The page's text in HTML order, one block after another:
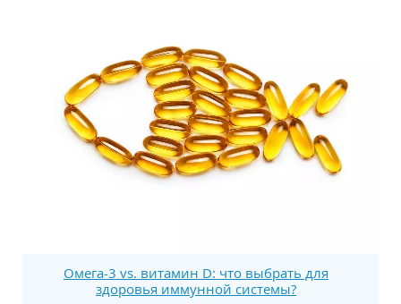
Омега-3 vs. витамин D: что выбрать для
здоровья иммунной системы?